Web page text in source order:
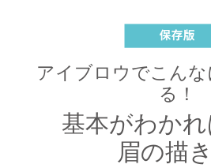
アイブロウでこん
る！
基本がわか
眉の描